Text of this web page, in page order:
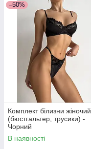
–50%
Комплект білизни жіночий
(бюстгальтер, трусики) -
Чорний
В наявності